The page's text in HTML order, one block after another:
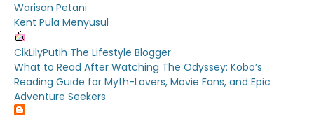
Warisan Petani
Kent Pula Menyusul
CikLilyPutih The Lifestyle Blogger
What to Read After Watching The Odyssey: Kobo’s
Reading Guide for Myth-Lovers, Movie Fans, and Epic
Adventure Seekers